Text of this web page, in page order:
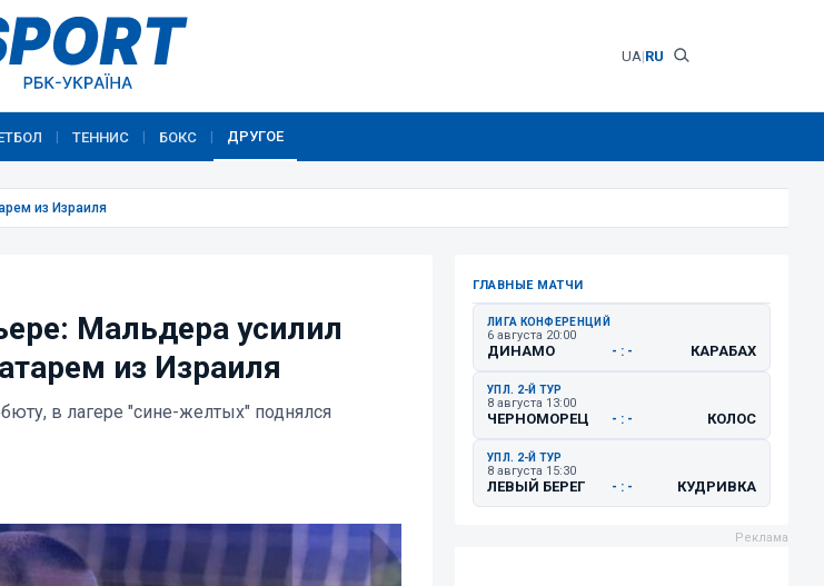
UA|RU
ТЕННИС БОКС ДРУГОЕ
из Израиля
Мальдера усилил
из Израиля
в лагере "сине-желтых" поднялся
ГЛАВНЫЕ МАТЧИ
ЛИГА КОНФЕРЕНЦИЙ
6 августа 20:00
ДИНАМО - : - КАРАБАХ
УПЛ. 2-Й ТУР
8 августа 13:00
ЧЕРНОМОРЕЦ - : - КОЛОС
УПЛ. 2-Й ТУР
8 августа 15:30
ЛЕВЫЙ БЕРЕГ - : - КУДРИВКА